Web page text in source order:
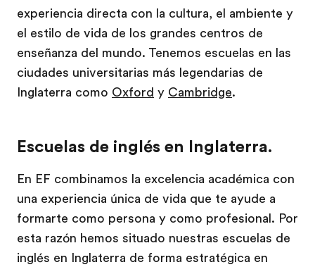
experiencia directa con la cultura, el ambiente y
el estilo de vida de los grandes centros de
enseñanza del mundo. Tenemos escuelas en las
ciudades universitarias más legendarias de
Inglaterra como Oxford y Cambridge.
Escuelas de inglés en Inglaterra.
En EF combinamos la excelencia académica con
una experiencia única de vida que te ayude a
formarte como persona y como profesional. Por
esta razón hemos situado nuestras escuelas de
inglés en Inglaterra de forma estratégica en